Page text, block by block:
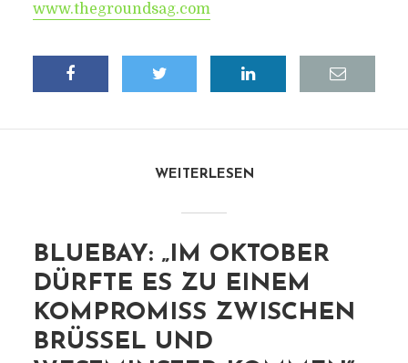
www.thegroundsag.com
WEITERLESEN
BLUEBAY: „IM OKTOBER
DÜRFTE ES ZU EINEM
KOMPROMISS ZWISCHEN
BRÜSSEL UND